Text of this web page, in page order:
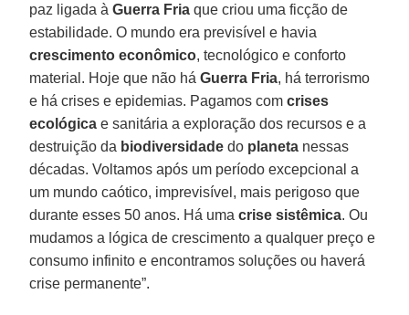
paz ligada àGuerra Fria que criou uma ficção de
estabilidade. O mundo era previsível e havia
crescimento econômico, tecnológico e conforto
material. Hoje que não háGuerra Fria, há terrorismo
e há crises e epidemias. Pagamos comcrises
ecológica e sanitária a exploração dos recursos e a
destruição da biodiversidade do planeta nessas
décadas. Voltamos após um período excepcional a
um mundo caótico, imprevisível, mais perigoso que
durante esses 50 anos. Há umacrise sistêmica. Ou
mudamos a lógica de crescimento a qualquer preço e
consumo infinito e encontramos soluções ou haverá
crise permanente”.